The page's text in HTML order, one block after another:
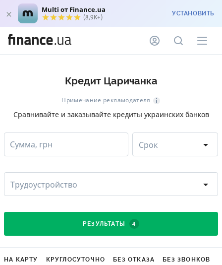
Multi от Finance.ua
(8,9K+) УСТАНОВИТЬ
Кредит Царичанка
Примечание рекламодателя
Сравнивайте и заказывайте кредиты украинских банков
Сумма, грн Срок
Трудоустройство
РЕЗУЛЬТАТЫ 4
НА КАРТУ КРУГЛОСУТОЧНО БЕЗ ОТКАЗА БЕЗ ЗВОНКОВ